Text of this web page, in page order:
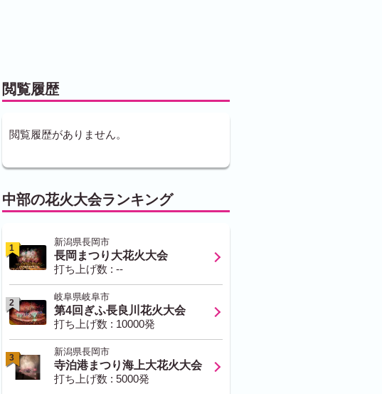
閲覧履歴
閲覧履歴がありません。
中部の花火大会ランキング
1
新潟県長岡市
長岡まつり大花火大会
打ち上げ数 : --
2
岐阜県岐阜市
第4回ぎふ長良川花火大会
打ち上げ数 : 10000発
3
新潟県長岡市
寺泊港まつり海上大花火大会
打ち上げ数 : 5000発